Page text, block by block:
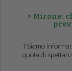
> Mirone:
ŤSiamo
quota di